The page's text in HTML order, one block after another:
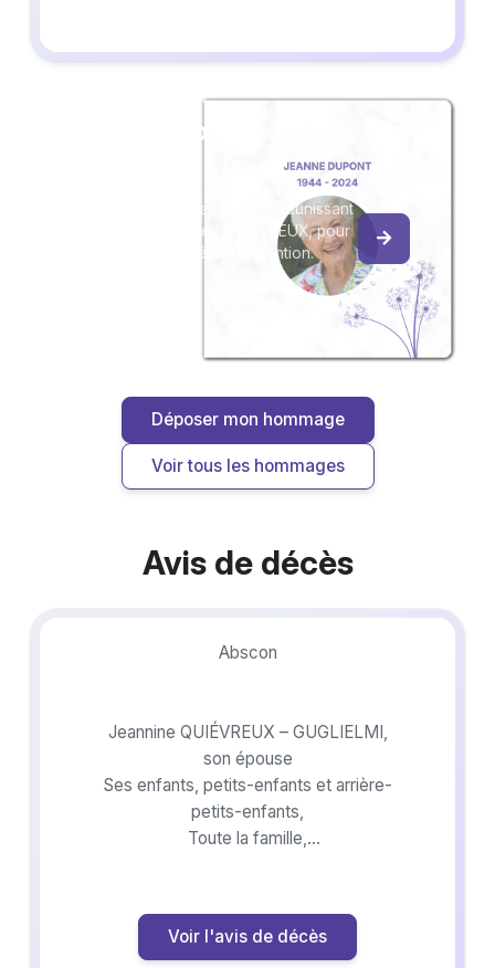
Créez un album
Créez un album collaboratif en réunissant
les hommages à Alfred QUIEVREUX, pour
vous ou pour une délicate attention.
Déposer mon hommage
Voir tous les hommages
Avis de décès
Abscon
Jeannine QUIÉVREUX – GUGLIELMI,
son épouse
Ses enfants, petits-enfants et arrière-
petits-enfants,
Toute la famille,
ont la douleur de vous faire part du décès
de
Voir l'avis de décès